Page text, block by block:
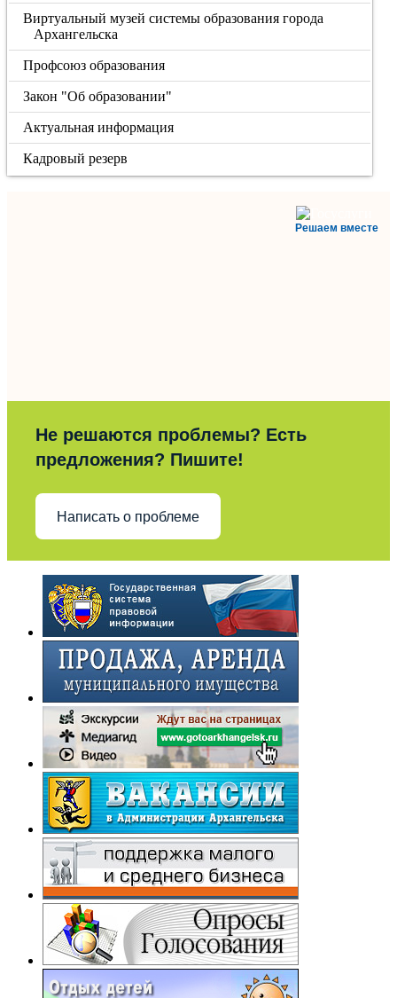
Виртуальный музей системы образования города
Архангельска
Профсоюз образования
Закон "Об образовании"
Актуальная информация
Кадровый резерв
Решаем вместе
Не решаются проблемы? Есть
предложения? Пишите!
Написать о проблеме